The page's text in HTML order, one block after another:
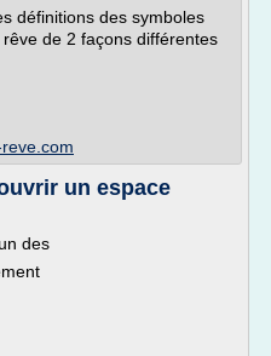
définitions des symboles
de 2 façons différentes
un espace
des